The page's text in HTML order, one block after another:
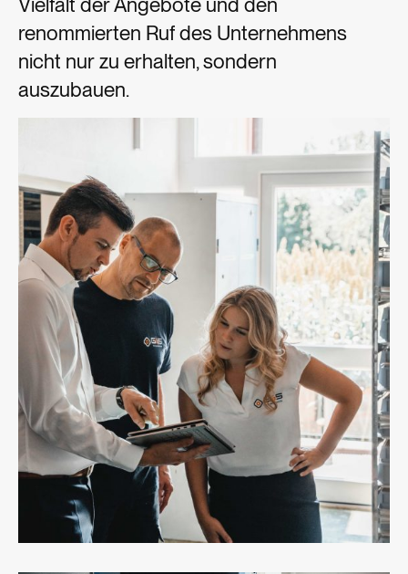
Vielfalt der Angebote und den
renommierten Ruf des Unternehmens
nicht nur zu erhalten, sondern
auszubauen.